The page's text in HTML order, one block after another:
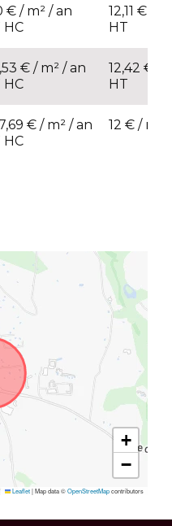
€ / m² / an
HC
12,11 € /
HT
€ / m² / an
HC
12,42 € /
HT
€ / m² / an
HC
12 € / m²
+
−
Leaflet|Map data ©OpenStreetMapcontributors